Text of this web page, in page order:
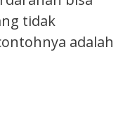
tidak
adalah